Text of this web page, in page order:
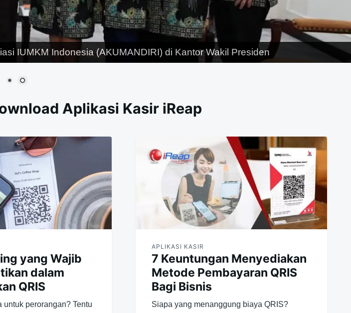
IUMKM Indonesia (AKUMANDIRI) di Kantor Wakil Presiden
Aplikasi Kasir iReap
yang Wajib
dalam
QRIS
untuk perorangan? Tentu
APLIKASI KASIR
7 Keuntungan Menyediakan
Metode Pembayaran QRIS
Bagi Bisnis
Siapa yang menanggung biaya QRIS?